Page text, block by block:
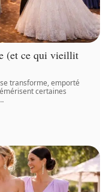
(et ce qui vieillit
transforme, emporté
certaines